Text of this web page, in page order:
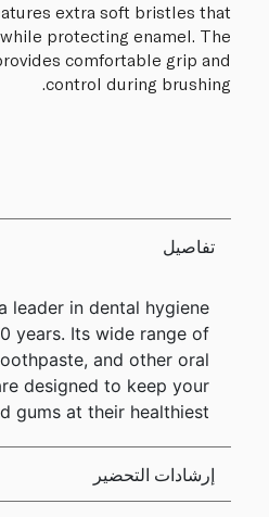
extra soft bristles that
protecting enamel. The
comfortable grip and
control during brushing.
تفاصيل
leader in dental hygiene
years. Its wide range of
and other oral
designed to keep your
gums at their healthiest.
إرشادات التحضير